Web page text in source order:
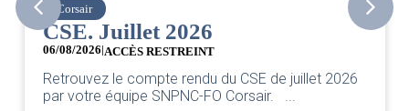
Corsair
CSE. Juillet 2026
06/08/2026|ACCÈS RESTREINT
Retrouvez le compte rendu du CSE de juillet 2026
par votre équipe SNPNC-FO Corsair. ...